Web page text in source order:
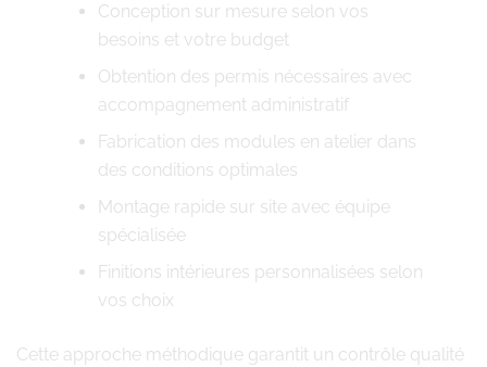
Conception sur mesure selon vos
besoins et votre budget
Obtention des permis nécessaires avec
accompagnement administratif
Fabrication des modules en atelier dans
des conditions optimales
Montage rapide sur site avec équipe
spécialisée
Finitions intérieures personnalisées selon
vos choix
Cette approche méthodique garantit un contrôle qualité